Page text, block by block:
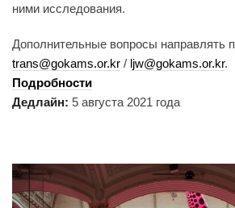
ними исследования.
Дополнительные вопросы направлять
trans@gokams.or.kr / ljw@gokams.or.kr.
Подробности
Дедлайн: 5 августа 2021 года